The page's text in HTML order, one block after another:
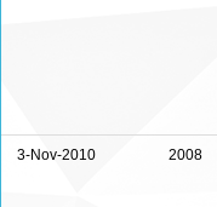
3-Nov-2010 2008